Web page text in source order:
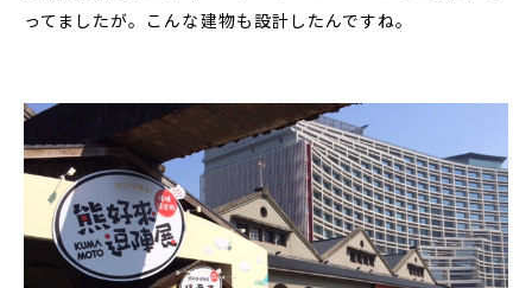
ってましたが。こんな建物も設計したんですね。